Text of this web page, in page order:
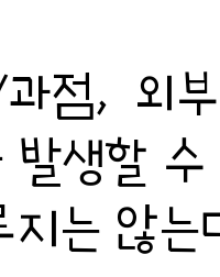
점, 외
발생할
지는 않는